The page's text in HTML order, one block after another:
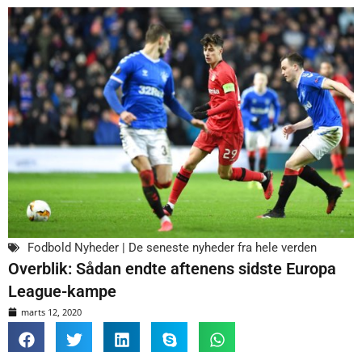
Fodbold Nyheder | De seneste nyheder fra hele verden
Overblik: Sådan endte aftenens sidste Europa
League-kampe
marts 12, 2020